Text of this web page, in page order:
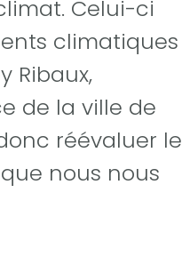
Celui-ci
climatiques
Ribaux,
de la ville de
réévaluer le
nous nous